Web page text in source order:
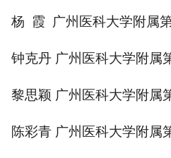
杨 霞 广州医科大学附属
钟克丹 广州医科大学附属
黎思颖 广州医科大学附属
陈彩青 广州医科大学附属